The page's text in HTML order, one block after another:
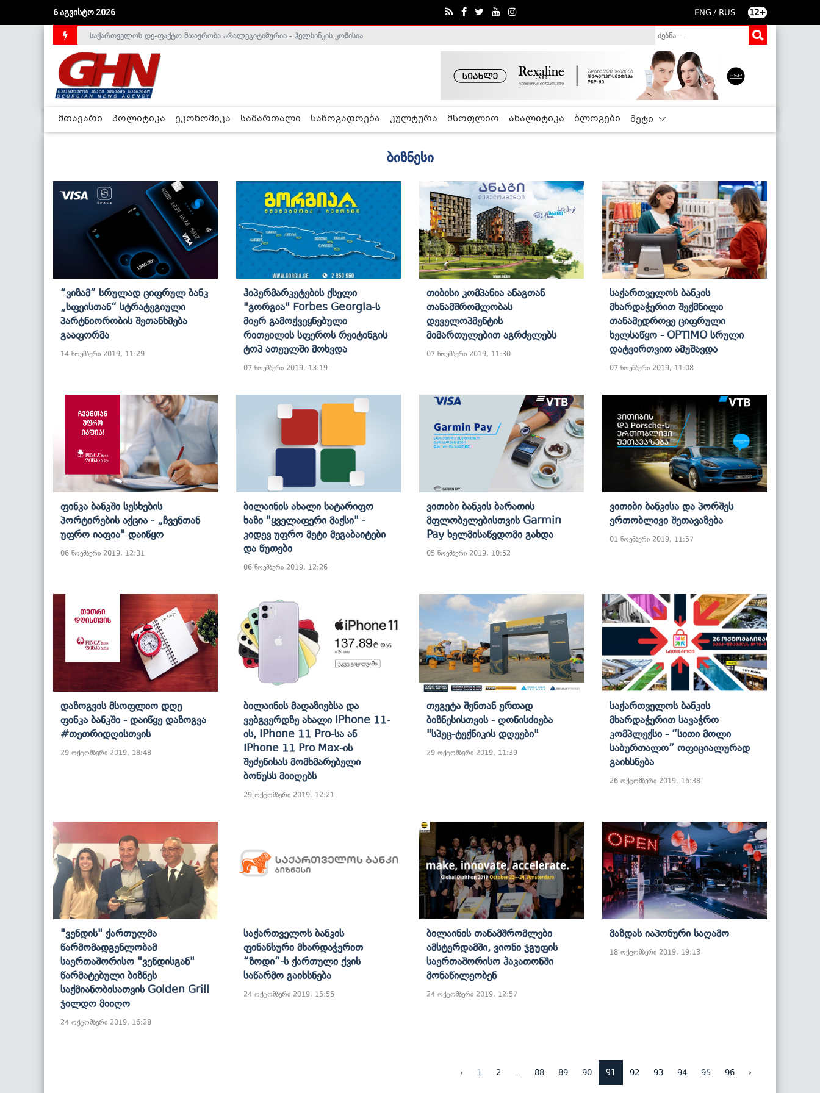
6 აგვისტო 2026 ENG / RUS 12+
საქართველოს დე-ფაქტო მთავრობა არალეგიტიმურია - ჰელსინკის კომისია
მთავარი პოლიტიკა ეკონომიკა სამართალი საზოგადოება კულტურა მსოფლიო ანალიტიკა ბლოგები მეტი
ბიზნესი
“ვიზამ” Სრულად Ციფრულ Ბანკ
„სფეისთან“ Სტრატეგიული
Პარტნიორობის Შეთანხმება
Გააფორმა
14 ნოემბერი 2019, 11:29
Ჰიპერმარკეტების Ქსელი
"გორგია" Forbes Georgia-Ს
Მიერ Გამოქვეყნებული
Რითეილის Სფეროს Რეიტინგის
Ტოპ Ათეულში Მოხვდა
07 ნოემბერი 2019, 13:19
Თიბისი Კომპანია Ანაგთან
Თანამშრომლობას
Დეველოპმენტის
Მიმართულებით Აგრძელებს
07 ნოემბერი 2019, 11:30
Საქართველოს Ბანკის
Მხარდაჭერით Შექმნილი
Თანამედროვე Ციფრული
Ხელსაწყო - OPTIMO Სრული
Დატვირთვით Ამუშავდა
07 ნოემბერი 2019, 11:08
Ფინკა Ბანკში Სესხების
Პორტირების Აქცია - „ჩვენთან
Უფრო Იაფია" Დაიწყო
06 ნოემბერი 2019, 12:31
Ბილაინის Ახალი Სატარიფო
Ხაზი "ყველაფერი Მაქსი" -
Კიდევ Უფრო Მეტი Მეგაბაიტები
Და Წუთები
06 ნოემბერი 2019, 12:26
Ვითიბი Ბანკის Ბარათის
Მფლობელებისთვის Garmin
Pay Ხელმისაწვდომი Გახდა
05 ნოემბერი 2019, 10:52
Ვითიბი Ბანკისა Და Პორშეს
Ერთობლივი Შეთავაზება
01 ნოემბერი 2019, 11:57
Დაზოგვის Მსოფლიო Დღე
Ფინკა Ბანკში - Დაიწყე Დაზოგვა
#თეთრიდღისთვის
29 ოქტომბერი 2019, 18:48
Ბილაინის Მაღაზიებსა Და
Ვებგვერდზე Ახალი IPhone 11-
Ის, IPhone 11 Pro-Სა Ან
IPhone 11 Pro Max-Ის
Შეძენისას Მომხმარებელი
Ბონუსს Მიიღებს
29 ოქტომბერი 2019, 12:21
Თეგეტა Შენთან Ერთად
Ბიზნესისთვის - Ღონისძიება
"სპეც-Ტექნიკის Დღეები"
29 ოქტომბერი 2019, 11:39
Საქართველოს Ბანკის
Მხარდაჭერით Სავაჭრო
Კომპლექსი - “სითი Მოლი
Საბურთალო” Ოფიციალურად
Გაიხსნება
26 ოქტომბერი 2019, 16:38
"ვენდის" Ქართულმა
Წარმომადგენლობამ
Საერთაშორისო "ვენდისგან"
Წარმატებული Ბიზნეს
Საქმიანობისათვის Golden Grill
Ჯილდო Მიიღო
24 ოქტომბერი 2019, 16:28
Საქართველოს Ბანკის
Ფინანსური Მხარდაჭერით
“ზოდი“-Ს Ქართული Ქვის
Საწარმო Გაიხსნება
24 ოქტომბერი 2019, 15:55
Ბილაინის Თანამშრომლები
Ამსტერდამში, Ვიონი Ჯგუფის
Საერთაშორისო Ჰაკათონში
Მონაწილეობენ
24 ოქტომბერი 2019, 12:57
Მაზდას Იაპონური Საღამო
18 ოქტომბერი 2019, 19:13
‹ 1 2 88 89 90 91 92 93 94 95 96 ›